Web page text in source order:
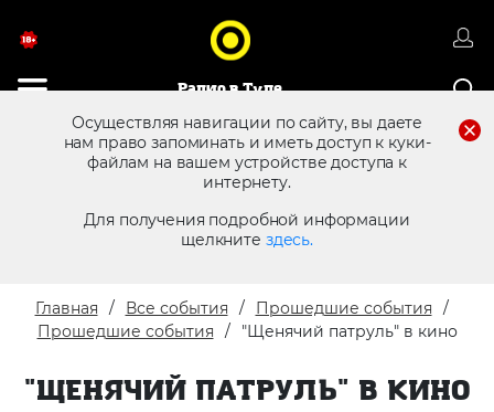
Радио в Туле
Осуществляя навигации по сайту, вы даете
нам право запоминать и иметь доступ к куки-
файлам на вашем устройстве доступа к
интернету.
Для получения подробной информации
щелкните здесь.
8 (4872) 250 470 Реклама в эфире
Главная Все события
Прошедшие события
Прошедшие события
"Щенячий патруль" в кино
"ЩЕНЯЧИЙ ПАТРУЛЬ" В КИНО